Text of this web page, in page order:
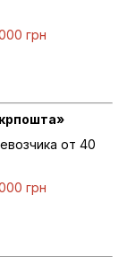
грн
от 40
грн